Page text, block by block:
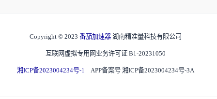
Copyright © 2023 番茄加速器 湖南精准量科技有限公司
互联网虚拟专用网业务许可证 B1-20231050
湘ICP备2023004234号-1 APP备案号 湘ICP备2023004234号-3A